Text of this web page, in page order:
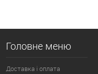
Головне меню
Доставка і оплата